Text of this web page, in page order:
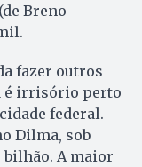
Breno
fazer outros
é irrisório perto
federal.
Dilma, sob
bilhão. A maior